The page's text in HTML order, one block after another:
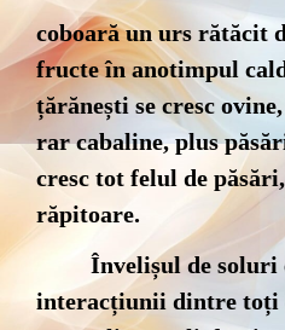
coboară un urs rătăcit
fructe în anotimpul
țărănești se cresc
rar cabaline, plus
cresc tot felul de
răpitoare.
Învelișul de soluri
interacțiunii dintre toți